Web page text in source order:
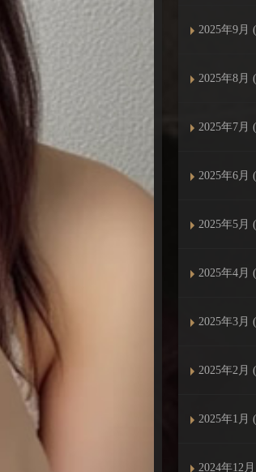
2025年9月
2025年8月
2025年7月
2025年6月
2025年5月
2025年4月
2025年3月
2025年2月
2025年1月
2024年12